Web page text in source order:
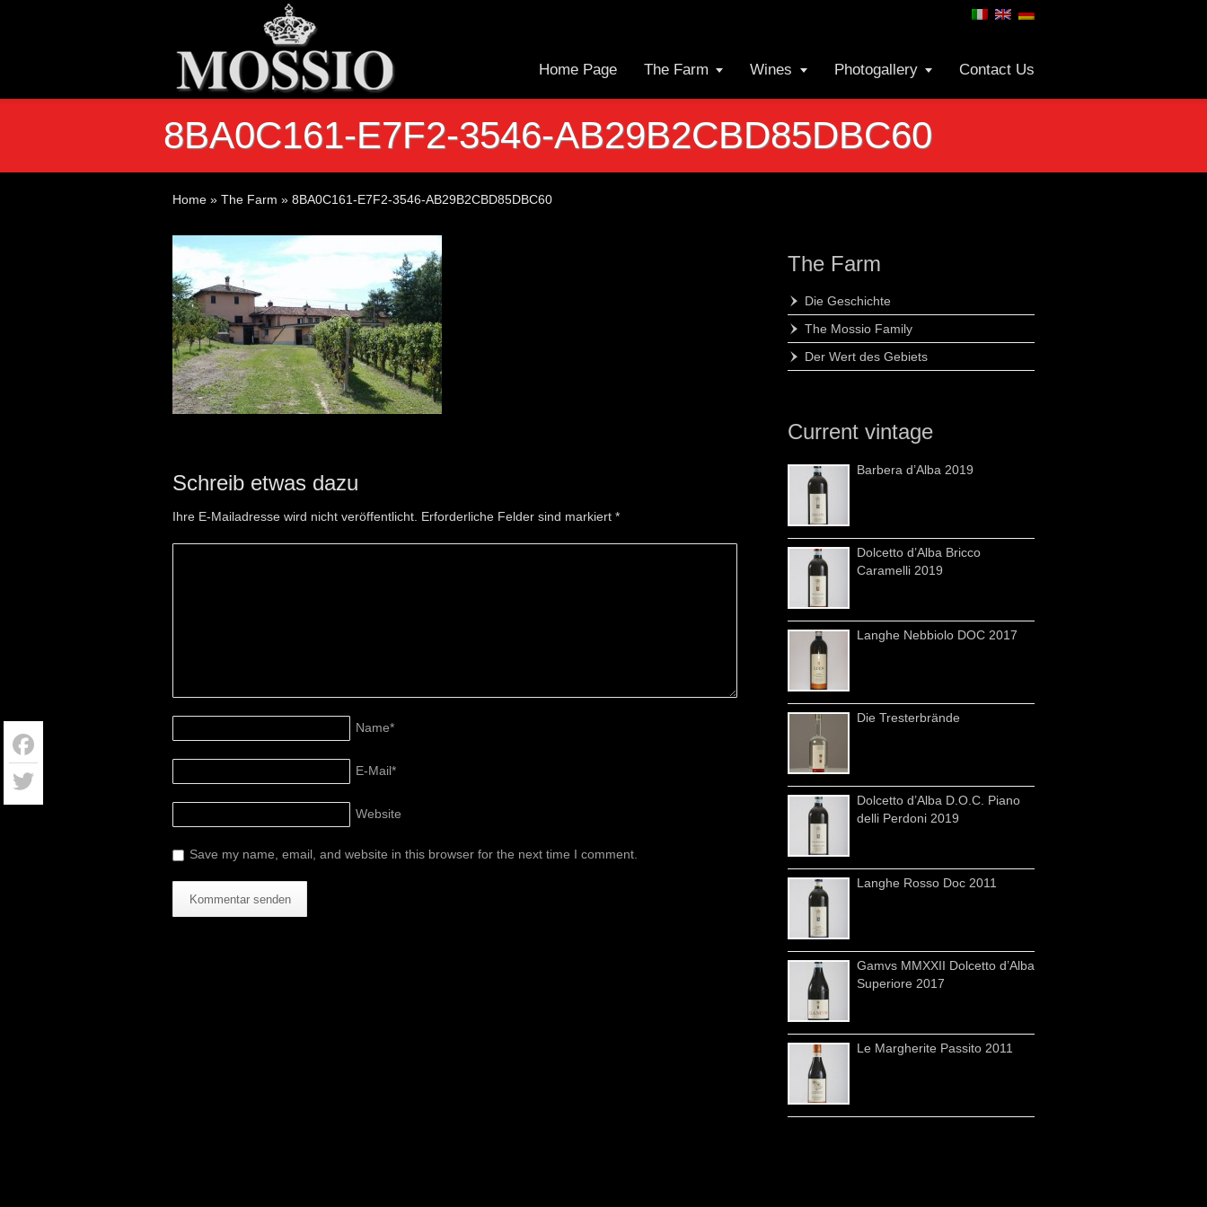
Home Page The Farm Wines Photogallery Contact Us
8BA0C161-E7F2-3546-AB29B2CBD85DBC60
Home » The Farm » 8BA0C161-E7F2-3546-AB29B2CBD85DBC60
Schreib etwas dazu
Ihre E-Mailadresse wird nicht veröffentlicht. Erforderliche Felder sind markiert *
Name*
E-Mail*
Website
Save my name, email, and website in this browser for the next time I comment.
The Farm
Die Geschichte
The Mossio Family
Der Wert des Gebiets
Current vintage
Barbera d’Alba 2019
Dolcetto d’Alba Bricco
Caramelli 2019
Langhe Nebbiolo DOC 2017
Die Tresterbrände
Dolcetto d’Alba D.O.C. Piano
delli Perdoni 2019
Langhe Rosso Doc 2011
Gamvs MMXXII Dolcetto d’Alba
Superiore 2017
Le Margherite Passito 2011
Facebook